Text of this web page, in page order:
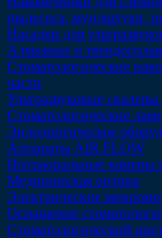
пылесоса, мундштуки,
Насадки для
Алмазные и
Стоматологические
части
Ультразвуковые
Стоматологические
Эндодонтическое
Аппараты AIR FLOW
Интраоральные камеры
Медицинская оптика
Электрические
Оснащение
Стоматологический